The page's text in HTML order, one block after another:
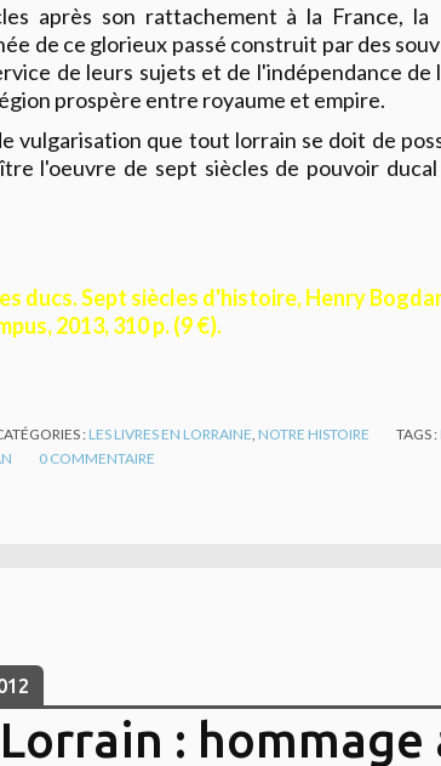
après son rattachement à la France, la
de ce glorieux passé construit par des
de leurs sujets et de l'indépendance de
prospère entre royaume et empire.
vulgarisation que tout lorrain se doit de
l'oeuvre de sept siècles de pouvoir
ducs. Sept siècles d'histoire, Henry
2013, 310 p. (9 €).
: LES LIVRES EN LORRAINE NOTRE HISTOIRE TAGS :
0 COMMENTAIRE
Lorrain :